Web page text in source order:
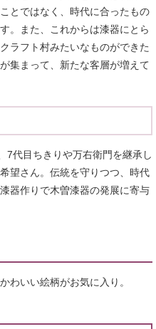
とではなく、時代に合ったもの
。また、これからは漆器にとら
ラフト村みたいなものができた
集まって、新たな客層が増えて
7代目ちきりや万右衛門を継承し
望さん。伝統を守りつつ、時代
器作りで木曽漆器の発展に寄与
わいい絵柄がお気に入り。